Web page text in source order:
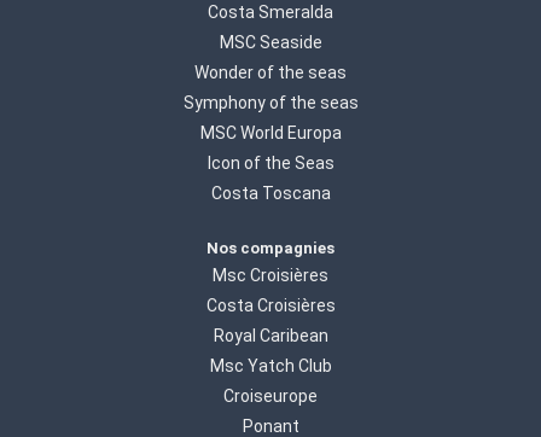
Costa Smeralda
MSC Seaside
Wonder of the seas
Symphony of the seas
MSC World Europa
Icon of the Seas
Costa Toscana
Nos compagnies
Msc Croisières
Costa Croisières
Royal Caribean
Msc Yatch Club
Croiseurope
Ponant